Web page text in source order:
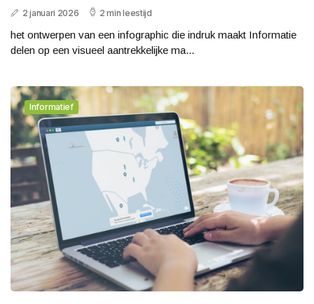
2 januari 2026 2 min leestijd
het ontwerpen van een infographic die indruk maakt Informatie
delen op een visueel aantrekkelijke ma...
Informatief